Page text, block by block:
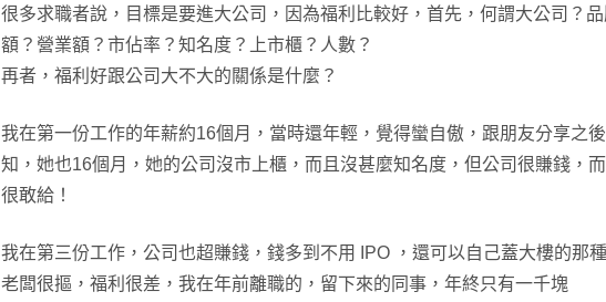
很多求職者說，目標是要進大公司，因為福利比較好，首先，何謂大公司？
額？營業額？市佔率？知名度？上市櫃？人數？
再者，福利好跟公司大不大的關係是什麼？
我在第一份工作的年薪約16個月，當時還年輕，覺得蠻自傲，跟朋友分享之
知，她也16個月，她的公司沒市上櫃，而且沒甚麼知名度，但公司很賺錢，
很敢給！
我在第三份工作，公司也超賺錢，錢多到不用 IPO ，還可以自己蓋大樓的那種
老闆很摳，福利很差，我在年前離職的，留下來的同事，年終只有一千塊